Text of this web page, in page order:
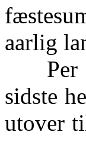
aarlig
Per
sidste
utover